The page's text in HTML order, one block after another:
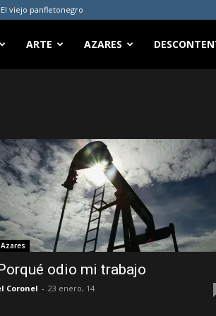
El viejo panfletonegro
ARTE AZARES
Azares
odio mi trabajo
Coronel - 23 enero, 14